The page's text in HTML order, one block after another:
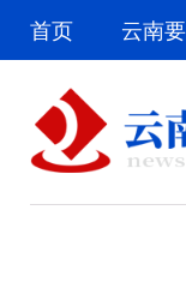
首页 云南